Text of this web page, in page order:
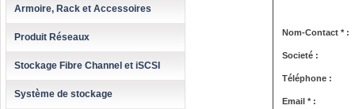
Armoire, Rack et Accessoires
Produit Réseaux
Stockage Fibre Channel et iSCSI
Système de stockage
Nom-Contact * :
Societé :
Téléphone :
Email * :